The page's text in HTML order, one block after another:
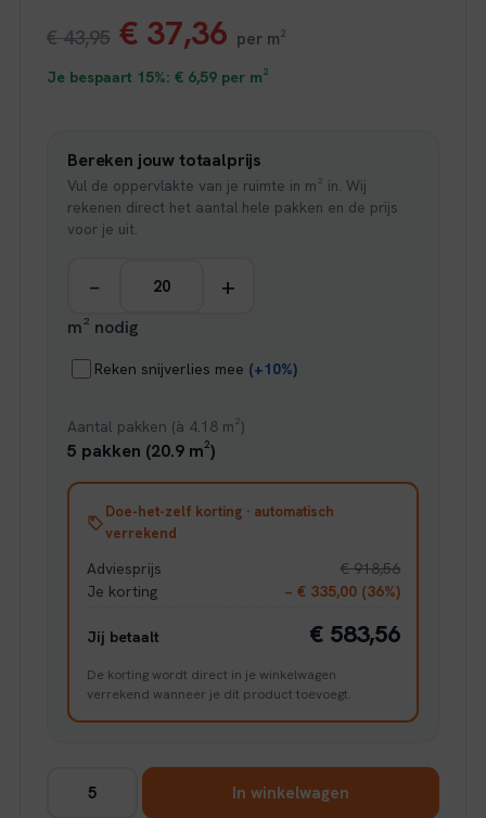
€43,95 Oorspronkelijke
prijs
€ 43,95.
€ 37,36 Huidige
prijs
€ 37,36.
per m²
Je bespaart 15%: € 6,59 per m²
Bereken jouw totaalprijs
Vul de oppervlakte van je ruimte in m² in. Wij
rekenen direct het aantal hele pakken en de prijs
voor je uit.
− +
m² nodig
Reken snijverlies mee (+10%)
Aantal pakken (à 4.18 m²)
5 pakken (20.9 m²)
Doe-het-zelf korting · automatisch
verrekend
Adviesprijs
€ 918,56
Je korting
− € 335,00 (36%)
Jij betaalt € 583,56
De korting wordt direct in je winkelwagen
verrekend wanneer je dit product toevoegt.
Touchstone
In winkelwagen